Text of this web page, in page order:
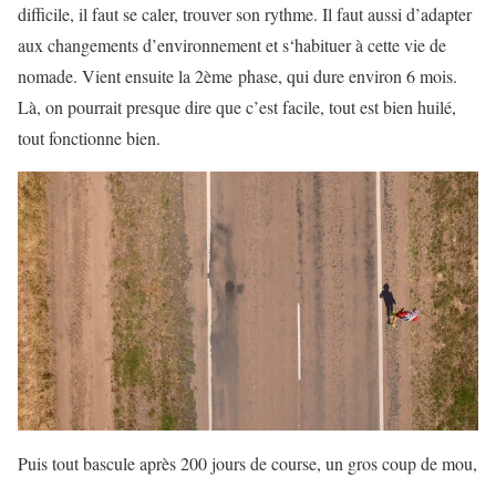
difficile, il faut se caler, trouver son rythme. Il faut aussi d’adapter
aux changements d’environnement et s‘habituer à cette vie de
nomade. Vient ensuite la 2ème phase, qui dure environ 6 mois.
Là, on pourrait presque dire que c’est facile, tout est bien huilé,
tout fonctionne bien.
Puis tout bascule après 200 jours de course, un gros coup de mou,